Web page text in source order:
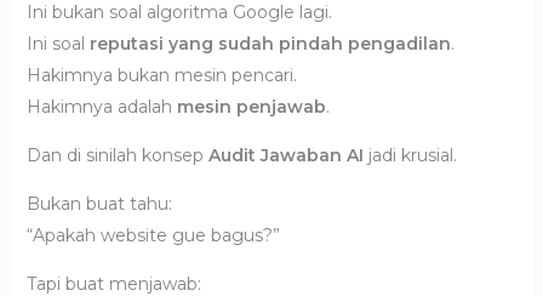
Ini bukan soal algoritma Google lagi.
Ini soal reputasi yang sudah pindah pengadilan.
Hakimnya bukan mesin pencari.
Hakimnya adalah mesin penjawab.
Dan di sinilah konsep Audit Jawaban AI jadi krusial.
Bukan buat tahu:
“Apakah website gue bagus?”
Tapi buat menjawab: